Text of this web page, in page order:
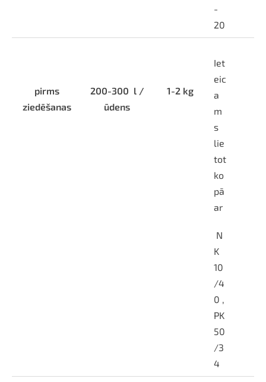
-
20
pirms
ziedēšanas
200-300 l /
ūdens
1-2 kg
Iet
eic
a
m
s
lie
tot
ko
pā
ar
N
K
10
/4
0 ,
PK
50
/3
4